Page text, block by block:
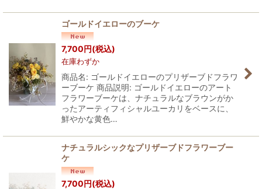
ゴールドイエローのブーケ
7,700円(税込)
在庫わずか
商品名: ゴールドイエローのプリザーブドフラワ
ーブーケ 商品説明: ゴールドイエローのアート
フラワーブーケは、ナチュラルなブラウンがか
ったアーティフィシャルユーカリをベースに、
鮮やかな黄色…
ナチュラルシックなプリザーブドフラワーブー
ケ
7,700円(税込)